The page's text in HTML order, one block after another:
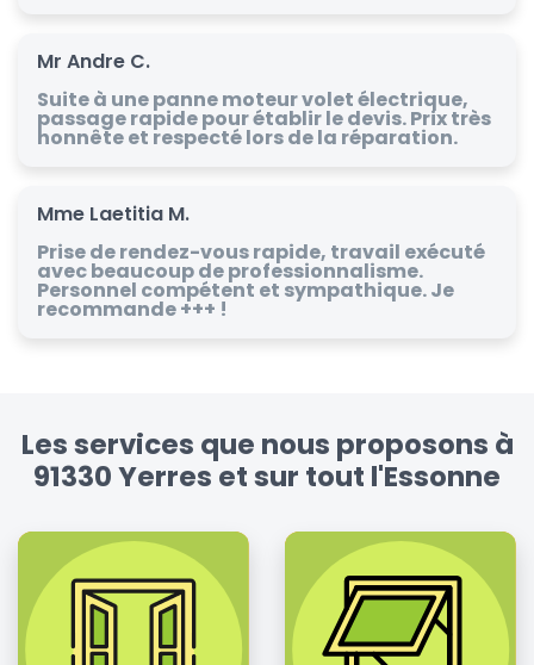
Mr Andre C.
Suite à une panne moteur volet électrique,
passage rapide pour établir le devis. Prix très
honnête et respecté lors de la réparation.
Mme Laetitia M.
Prise de rendez-vous rapide, travail exécuté
avec beaucoup de professionnalisme.
Personnel compétent et sympathique. Je
recommande +++ !
Les services que nous proposons à
91330 Yerres et sur tout l'Essonne